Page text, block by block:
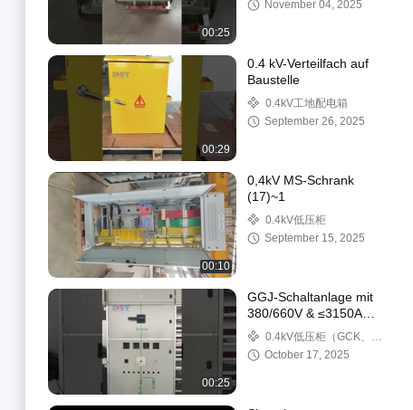
00:25
November 04, 2025
00:29
0.4 kV-Verteilfach auf
Baustelle
0.4kV工地配电箱
September 26, 2025
00:10
0,4kV MS-Schrank
(17)~1
0.4kV低压柜
September 15, 2025
00:25
GGJ-Schaltanlage mit
380/660V & ≤3150A
Nennstrom
0.4kV低压柜（GCK、
GGJ、GCS）
October 17, 2025